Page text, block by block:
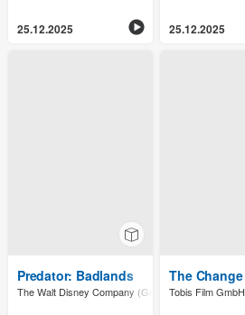
25.12.2025 25.12.2025
Predator: Badlands
The Walt Disney Company (Germany) GmbH
The Change
Tobis Film GmbH